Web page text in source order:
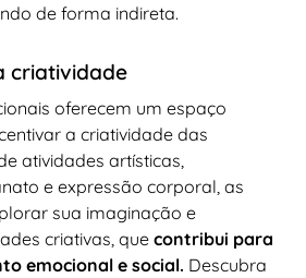
de forma indireta.
criatividade
oferecem um espaço
a criatividade das
atividades artísticas,
e expressão corporal, as
sua imaginação e
criativas, que contribui para
emocional e social. Descubra